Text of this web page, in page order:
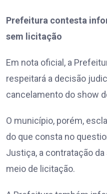
Prefeitura contesta
sem licitação
Em nota oficial, a
respeitará a decisão
cancelamento do show
O município, porém,
do que consta no
Justiça, a contratação
meio de licitação.